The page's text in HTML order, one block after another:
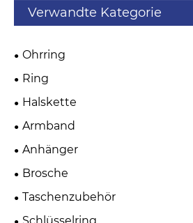
Verwandte Kategorie
Ohrring
Ring
Halskette
Armband
Anhänger
Brosche
Taschenzubehör